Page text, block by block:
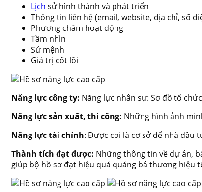
Lịch sử hình thành và phát triển
Thông tin liên hệ (email, website, địa chỉ, số
Phương châm hoạt động
Tầm nhìn
Sứ mệnh
Giá trị cốt lõi
Năng lực công ty: Năng lực nhân sự: Sơ đồ tổ
Năng lực sản xuất, thi công: Những hình ảnh
Năng lực tài chính: Được coi là cơ sở để nhà đầu
Thành tích đạt được: Những thông tin về dự án,
giúp bộ hồ sơ đạt hiệu quả quảng bá thương hiệu